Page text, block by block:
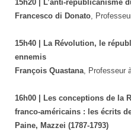
15h20 | L’anti-républicanisme
Francesco di Donato,
15h40 | La Révolution, le
ennemis
François Quastana, Professeur
16h00 | Les conceptions de la
franco-américains : les écrits
Paine, Mazzei (1787-1793)